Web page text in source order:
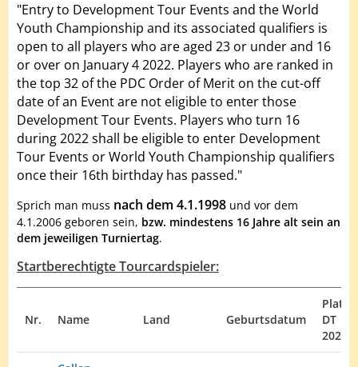
"Entry to Development Tour Events and the World
Youth Championship and its associated qualifiers is
open to all players who are aged 23 or under and 16
or over on January 4 2022. Players who are ranked in
the top 32 of the PDC Order of Merit on the cut-off
date of an Event are not eligible to enter those
Development Tour Events. Players who turn 16
during 2022 shall be eligible to enter Development
Tour Events or World Youth Championship qualifiers
once their 16th birthday has passed."
Sprich man muss nach dem 4.1.1998 und vor dem
4.1.2006 geboren sein, bzw. mindestens 16 Jahre alt sein an
dem jeweiligen Turniertag.
Startberechtigte Tourcardspieler:
Nr. Name Land Geburtsdatum
Platz
DT
2021